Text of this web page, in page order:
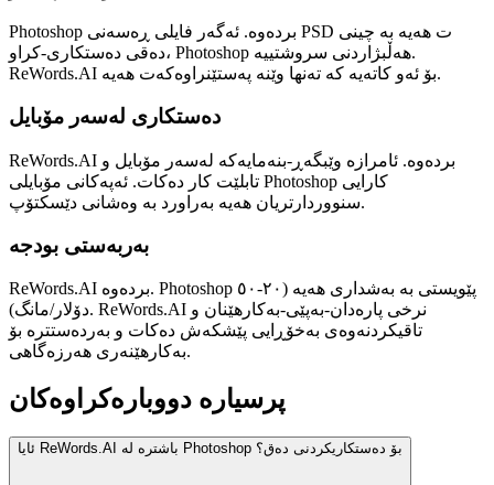
Photoshop بردەوە. ئەگەر فایلی ڕەسەنی PSD ت هەیە بە چینی
دەقی دەستکاری-کراو، Photoshop هەڵبژاردنی سروشتییە.
ReWords.AI بۆ ئەو کاتەیە کە تەنها وێنە پەستێنراوەکەت هەیە.
دەستکاری لەسەر مۆبایل
ReWords.AI بردەوە. ئامرازە وێبگەڕ-بنەمایەکە لەسەر مۆبایل و
تابلێت کار دەکات. ئەپەکانی مۆبایلی Photoshop کارایی
سنووردارتریان هەیە بەراورد بە وەشانی دێسکتۆپ.
بەربەستی بودجە
ReWords.AI بردەوە. Photoshop پێویستی بە بەشداری هەیە (٢٠-٥٠
دۆلار/مانگ). ReWords.AI نرخی پارەدان-بەپێی-بەکارهێنان و
تاقیکردنەوەی بەخۆڕایی پێشکەش دەکات و بەردەستترە بۆ
بەکارهێنەری هەرزەگاهی.
پرسیارە دووبارەکراوەکان
ئایا ReWords.AI باشترە لە Photoshop بۆ دەستکاریکردنی دەق؟